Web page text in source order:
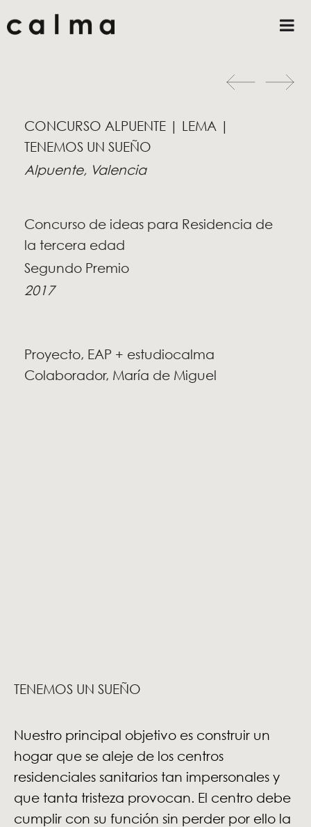
CONCURSO ALPUENTE | LEMA |
TENEMOS UN SUEÑO
Alpuente, Valencia
Concurso de ideas para Residencia de
la tercera edad
Segundo Premio
2017
Proyecto, EAP + estudiocalma
Colaborador, María de Miguel
TENEMOS UN SUEÑO
Nuestro principal objetivo es construir un
hogar que se aleje de los centros
residenciales sanitarios tan impersonales y
que tanta tristeza provocan. El centro debe
cumplir con su función sin perder por ello la